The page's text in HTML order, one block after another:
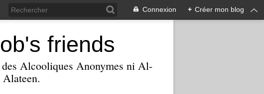
Connexion + Créer mon blog
friends
Alcooliques Anonymes ni Al-